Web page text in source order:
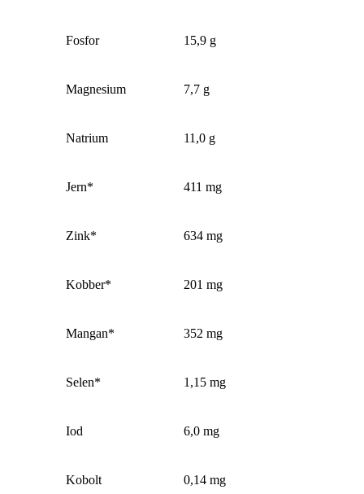
Fosfor 15,9 g
Magnesium 7,7 g
Natrium 11,0 g
Jern* 411 mg
Zink* 634 mg
Kobber* 201 mg
Mangan* 352 mg
Selen* 1,15 mg
Iod 6,0 mg
Kobolt 0,14 mg